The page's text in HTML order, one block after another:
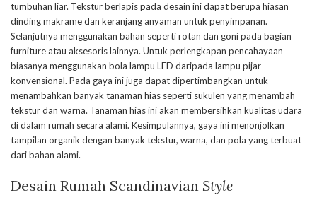
tumbuhan liar. Tekstur berlapis pada desain ini dapat berupa hiasan
dinding makrame dan keranjang anyaman untuk penyimpanan.
Selanjutnya menggunakan bahan seperti rotan dan goni pada bagian
furniture atau aksesoris lainnya. Untuk perlengkapan pencahayaan
biasanya menggunakan bola lampu LED daripada lampu pijar
konvensional. Pada gaya ini juga dapat dipertimbangkan untuk
menambahkan banyak tanaman hias seperti sukulen yang menambah
tekstur dan warna. Tanaman hias ini akan membersihkan kualitas udara
di dalam rumah secara alami. Kesimpulannya, gaya ini menonjolkan
tampilan organik dengan banyak tekstur, warna, dan pola yang terbuat
dari bahan alami.
Desain Rumah Scandinavian Style